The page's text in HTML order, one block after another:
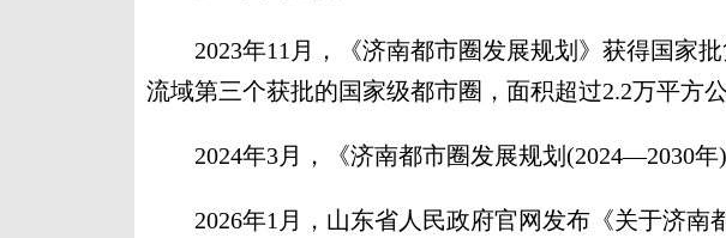
2023年11月，《济南都市圈发展规划》获得国家批
流域第三个获批的国家级都市圈，面积超过2.2万平方公
2024年3月，《济南都市圈发展规划(2024—2030年)
2026年1月，山东省人民政府官网发布《关于济南